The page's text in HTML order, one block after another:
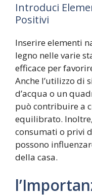
Introduci
Positivi
Inserire elementi
legno nelle varie
efficace per
Anche l’utilizzo di
d’acqua o un
può contribuire a
equilibrato.
consumati o privi
possono
della casa.